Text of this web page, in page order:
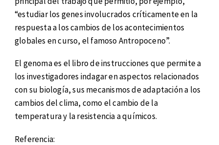
“estudiar los genes involucrados críticamente en la
respuesta a los cambios de los acontecimientos
globales en curso, el famoso Antropoceno”.
El genoma es el libro de instrucciones que permite a
los investigadores indagar en aspectos relacionados
con su biología, sus mecanismos de adaptación a los
cambios del clima, como el cambio de la
temperatura y la resistencia a químicos.
Referencia: